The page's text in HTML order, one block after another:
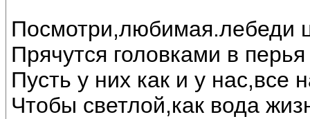
Посмотри,любимая.лебеди
Прячутся головками в
Пусть у них как и у нас,все
Чтобы светлой,как вода